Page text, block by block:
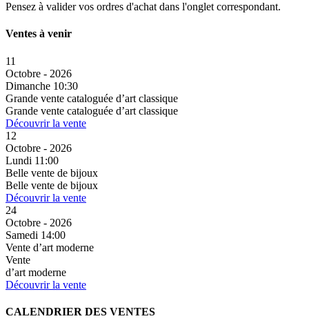
Pensez à valider vos ordres d'achat dans l'onglet correspondant.
Ventes à venir
11
Octobre - 2026
Dimanche 10:30
Grande vente cataloguée d’art classique
Grande vente cataloguée d’art classique
Découvrir la vente
12
Octobre - 2026
Lundi 11:00
Belle vente de bijoux
Belle vente de bijoux
Découvrir la vente
24
Octobre - 2026
Samedi 14:00
Vente d’art moderne
Vente
d’art moderne
Découvrir la vente
CALENDRIER DES VENTES